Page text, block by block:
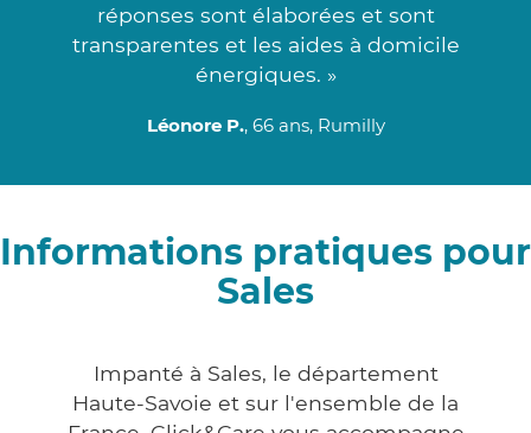
réponses sont élaborées et sont
transparentes et les aides à domicile
énergiques. »
Léonore P., 66 ans, Rumilly
Informations pratiques pour
Sales
Impanté à Sales, le département
Haute-Savoie et sur l'ensemble de la